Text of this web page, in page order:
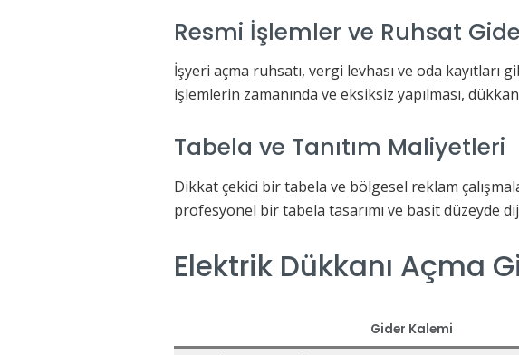
Resmi İşlemler ve Ruhsat
İşyeri açma ruhsatı, vergi levhası ve oda kayıtları
işlemlerin zamanında ve eksiksiz yapılması,
Tabela ve Tanıtım Maliyetleri
Dikkat çekici bir tabela ve bölgesel reklam
profesyonel bir tabela tasarımı ve basit düzeyde
Elektrik Dükkanı Açma
Gider Kalemi